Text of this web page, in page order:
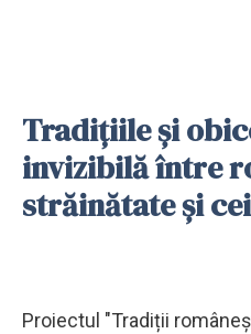
Tradițiile și
invizibilă între
străinătate și
Proiectul "Tradiții